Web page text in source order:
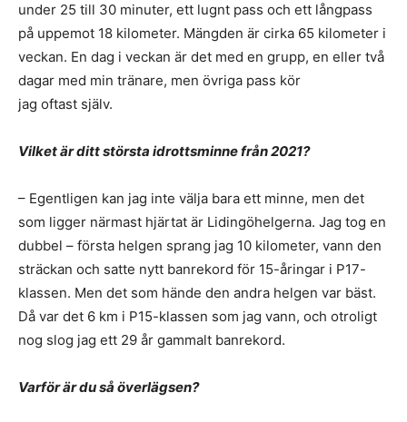
under 25 till 30 minuter, ett lugnt pass och ett långpass
på uppemot 18 kilometer. Mängden är cirka 65 kilometer i
veckan. En dag i veckan är det med en grupp, en eller två
dagar med min tränare, men övriga pass kör
jag oftast själv.
Vilket är ditt största idrottsminne från 2021?
– Egentligen kan jag inte välja bara ett minne, men det
som ligger närmast hjärtat är Lidingöhelgerna. Jag tog en
dubbel – första helgen sprang jag 10 kilometer, vann den
sträckan och satte nytt banrekord för 15-åringar i P17-
klassen. Men det som hände den andra helgen var bäst.
Då var det 6 km i P15-klassen som jag vann, och otroligt
nog slog jag ett 29 år gammalt banrekord.
Varför är du så överlägsen?